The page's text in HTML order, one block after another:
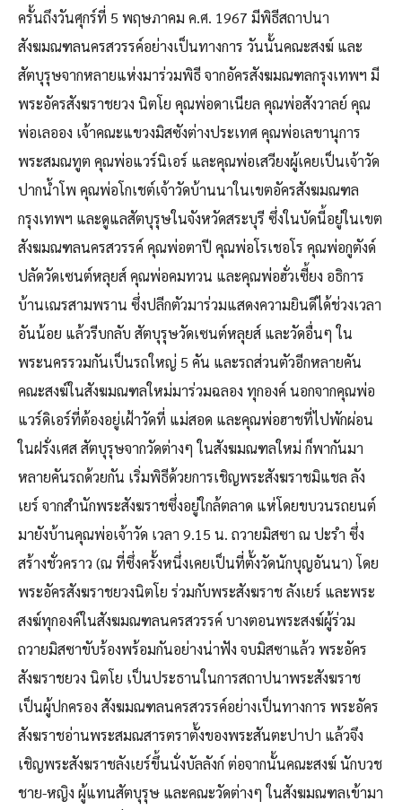
ครั้นถึงวันศุกร์ที่ 5 พฤษภาคม ค.ศ. 1967 มีพิธีสถาปนา
สังฆมณฑลนครสวรรค์อย่างเป็นทางการ วันนั้นคณะสงฆ์ และ
สัตบุรุษจากหลายแห่งมาร่วมพิธี จากอัครสังฆมณฑลกรุงเทพฯ มี
พระอัครสังฆราชยวง นิตโย คุณพ่อดาเนียล คุณพ่อสังวาลย์ คุณ
พ่อเลออง เจ้าคณะแขวงมิสซังต่างประเทศ คุณพ่อเลขานุการ
พระสมณทูต คุณพ่อแวร์นิเอร์ และคุณพ่อเสวียงผู้เคยเป็นเจ้าวัด
ปากน้ำโพ คุณพ่อโกเชต์เจ้าวัดบ้านนาในเขตอัครสังฆมณฑล
กรุงเทพฯ และดูแลสัตบุรุษในจังหวัดสระบุรี ซึ่งในบัดนี้อยู่ในเขต
สังฆมณฑลนครสวรรค์ คุณพ่อตาปี คุณพ่อโรเชอโร คุณพ่อกูตังด์
ปลัดวัดเซนต์หลุยส์ คุณพ่อคมทวน และคุณพ่อฮั่วเซี้ยง อธิการ
บ้านเณรสามพราน ซึ่งปลีกตัวมาร่วมแสดงความยินดีได้ช่วงเวลา
อันน้อย แล้วรีบกลับ สัตบุรุษวัดเซนต์หลุยส์ และวัดอื่นๆ ใน
พระนครรวมกันเป็นรถใหญ่ 5 คัน และรถส่วนตัวอีกหลายคัน
คณะสงฆ์ในสังฆมณฑลใหม่มาร่วมฉลอง ทุกองค์ นอกจากคุณพ่อ
แวร์ดิเอร์ที่ต้องอยู่เฝ้าวัดที่ แม่สอด และคุณพ่อฮาชที่ไปพักผ่อน
ในฝรั่งเศส สัตบุรุษจากวัดต่างๆ ในสังฆมณฑลใหม่ ก็พากันมา
หลายคันรถด้วยกัน เริ่มพิธีด้วยการเชิญพระสังฆราชมิแชล ลัง
เยร์ จากสำนักพระสังฆราชซึ่งอยู่ใกล้ตลาด แห่โดยขบวนรถยนต์
มายังบ้านคุณพ่อเจ้าวัด เวลา 9.15 น. ถวายมิสซา ณ ปะรำ ซึ่ง
สร้างชั่วคราว (ณ ที่ซึ่งครั้งหนึ่งเคยเป็นที่ตั้งวัดนักบุญอันนา) โดย
พระอัครสังฆราชยวงนิตโย ร่วมกับพระสังฆราช ลังเยร์ และพระ
สงฆ์ทุกองค์ในสังฆมณฑลนครสวรรค์ บางตอนพระสงฆ์ผู้ร่วม
ถวายมิสซาขับร้องพร้อมกันอย่างน่าฟัง จบมิสซาแล้ว พระอัคร
สังฆราชยวง นิตโย เป็นประธานในการสถาปนาพระสังฆราช
เป็นผู้ปกครอง สังฆมณฑลนครสวรรค์อย่างเป็นทางการ พระอัคร
สังฆราชอ่านพระสมณสารตราตั้งของพระสันตะปาปา แล้วจึง
เชิญพระสังฆราชลังเยร์ขึ้นนั่งบัลลังก์ ต่อจากนั้นคณะสงฆ์ นักบวช
ชาย-หญิง ผู้แทนสัตบุรุษ และคณะวัดต่างๆ ในสังฆมณฑลเข้ามา